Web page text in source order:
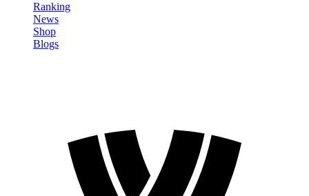
Ranking
News
Shop
Blogs